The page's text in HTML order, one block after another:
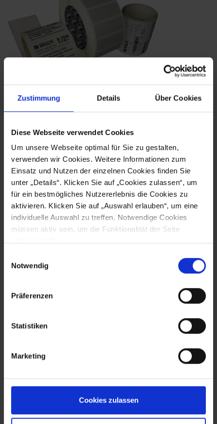
Zustimmung Details Über Cookies
Diese Webseite verwendet Cookies
Um unsere Webseite optimal für Sie zu gestalten,
verwenden wir Cookies. Weitere Informationen zum
Einsatz und Nutzen der einzelnen Cookies finden Sie
unter „Details“. Klicken Sie auf „Cookies zulassen“, um
für ein bestmögliches Nutzererlebnis die Cookies zu
aktivieren. Klicken Sie auf „Auswahl erlauben“, um eine
individuelle Auswahl zu treffen. Notwendige Cookies
müssen aktiv sein, um die Funktionalität der Seite
Notwendig
Präferenzen
Statistiken
Marketing
Cookies zulassen
Downloads
Brady - Kennzeichnung in der Industrie
Wir helfen weiter!
Sie haben Fragen oder wünschen weitere
Informationen, dann kontaktieren Sie uns. Wir
helfen bei der Auswahl der richtigen Komponenten
und erstellen Ihnen gerne ein unverbindliches
Angebot.
SUPPORT
NACHRICHT SENDEN
zurück